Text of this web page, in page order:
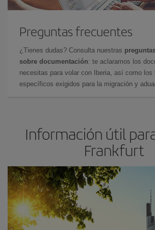
Preguntas frecuentes
¿Tienes dudas? Consulta nuestras
sobre documentación: te aclaramos los
necesitas para volar con Iberia, así como los
específicos exigidos para la migración y
Información útil
Frankfurt